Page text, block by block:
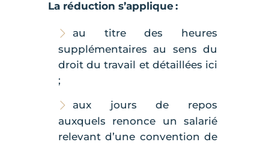
La réduction s’applique :
au titre des heures
supplémentaires au sens du
droit du travail et détaillées ici
;
aux jours de repos
auxquels renonce un salarié
relevant d’une convention de